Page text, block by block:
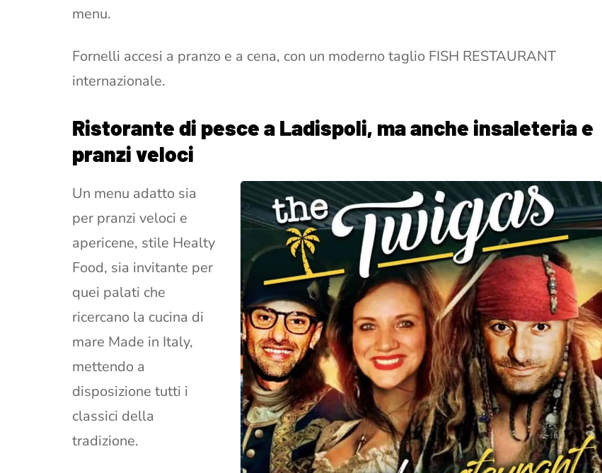
menu.
Fornelli accesi a pranzo e a cena, con un moderno taglio FISH RESTAURANT
internazionale.
Ristorante di pesce a Ladispoli, ma anche insaleteria e
pranzi veloci
Un menu adatto sia
per pranzi veloci e
apericene, stile Healty
Food, sia invitante per
quei palati che
ricercano la cucina di
mare Made in Italy,
mettendo a
disposizione tutti i
classici della
tradizione.